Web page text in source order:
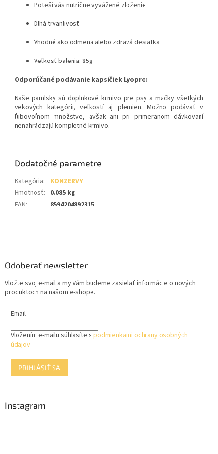
Poteší vás nutrične vyvážené zloženie
Dlhá trvanlivosť
Vhodné ako odmena alebo zdravá desiatka
Veľkosť balenia: 85g
Odporúčané podávanie kapsičiek Lyopro:
Naše pamlsky sú doplnkové krmivo pre psy a mačky všetkých
vekových kategórií, veľkostí aj plemien. Možno podávať v
ľubovoľnom množstve, avšak ani pri primeranom dávkovaní
nenahrádzajú kompletné krmivo.
Dodatočné parametre
Kategória:
KONZERVY
Hmotnosť: 0.085 kg
EAN: 8594204892315
Odoberať newsletter
Vložte svoj e-mail a my Vám budeme zasielať informácie o nových
produktoch na našom e-shope.
Email
Vložením e-mailu súhlasíte s podmienkami ochrany osobných
údajov
PRIHLÁSIŤ SA
Instagram